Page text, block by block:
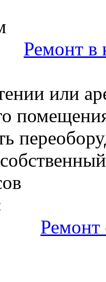
Ремонт в
или
Ремонт